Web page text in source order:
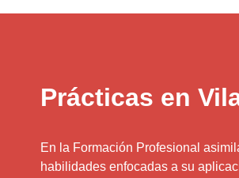
Prácticas en
En la Formación Profesional
habilidades enfocadas a su